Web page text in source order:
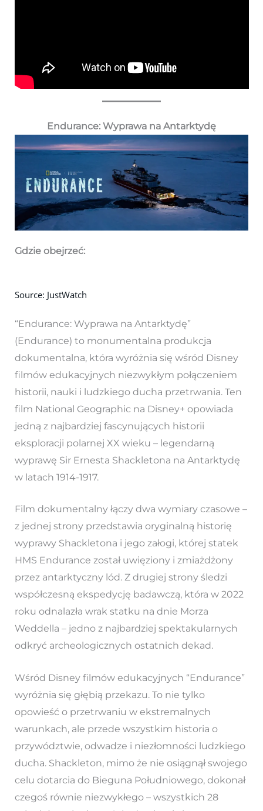
Endurance: Wyprawa na Antarktydę
Gdzie obejrzeć:
Source: JustWatch
“Endurance: Wyprawa na Antarktydę”
(Endurance) to monumentalna produkcja
dokumentalna, która wyróżnia się wśród Disney
filmów edukacyjnych niezwykłym połączeniem
historii, nauki i ludzkiego ducha przetrwania. Ten
film National Geographic na Disney+ opowiada
jedną z najbardziej fascynujących historii
eksploracji polarnej XX wieku – legendarną
wyprawę Sir Ernesta Shackletona na Antarktydę
w latach 1914-1917.
Film dokumentalny łączy dwa wymiary czasowe –
z jednej strony przedstawia oryginalną historię
wyprawy Shackletona i jego załogi, której statek
HMS Endurance został uwięziony i zmiażdżony
przez antarktyczny lód. Z drugiej strony śledzi
współczesną ekspedycję badawczą, która w 2022
roku odnalazła wrak statku na dnie Morza
Weddella – jedno z najbardziej spektakularnych
odkryć archeologicznych ostatnich dekad.
Wśród Disney filmów edukacyjnych “Endurance”
wyróżnia się głębią przekazu. To nie tylko
opowieść o przetrwaniu w ekstremalnych
warunkach, ale przede wszystkim historia o
przywództwie, odwadze i niezłomności ludzkiego
ducha. Shackleton, mimo że nie osiągnął swojego
celu dotarcia do Bieguna Południowego, dokonał
czegoś równie niezwykłego – wszystkich 28